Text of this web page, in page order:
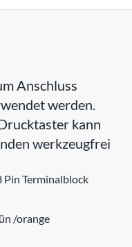
Anschluss
werden.
kann
werkzeugfrei
Pin Terminalblock
/orange